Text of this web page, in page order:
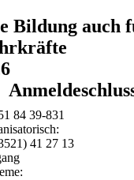
Bildung auch
84 39-831
41 27 13